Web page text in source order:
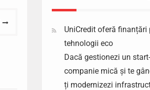
UniCredit oferă finanțări
tehnologii eco
Dacă gestionezi un
companie mică și te
ți modernizezi